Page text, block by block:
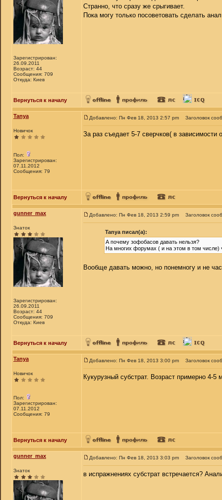
Зарегистрирован:
26.09.2011
Возраст: 44
Сообщения: 709
Откуда: Киев
Странно, что сразу же срыгивает.
Пока могу только посоветовать сделать
Вернуться к началу
Tanya
Новичок
Пол:
Зарегистрирован:
07.11.2012
Сообщения: 79
Добавлено: Пн Фев 18, 2013 2:57 pm Заголовок
За раз съедает 5-7 сверчков( в
Вернуться к началу
gunner_max
Знаток
Зарегистрирован:
26.09.2011
Возраст: 44
Сообщения: 709
Откуда: Киев
Добавлено: Пн Фев 18, 2013 2:59 pm Заголовок
Tanya писал(а):
А почему зофобасов давать нельзя?
На многих форумах ( и на этом в том числе)
Вообще давать можно, но понемногу и не
Вернуться к началу
Tanya
Новичок
Пол:
Зарегистрирован:
07.11.2012
Сообщения: 79
Добавлено: Пн Фев 18, 2013 3:00 pm Заголовок
Кукурузный субстрат. Возраст примерно 4-
Вернуться к началу
gunner_max
Знаток
Добавлено: Пн Фев 18, 2013 3:03 pm Заголовок
в испражнениях субстрат встречается?